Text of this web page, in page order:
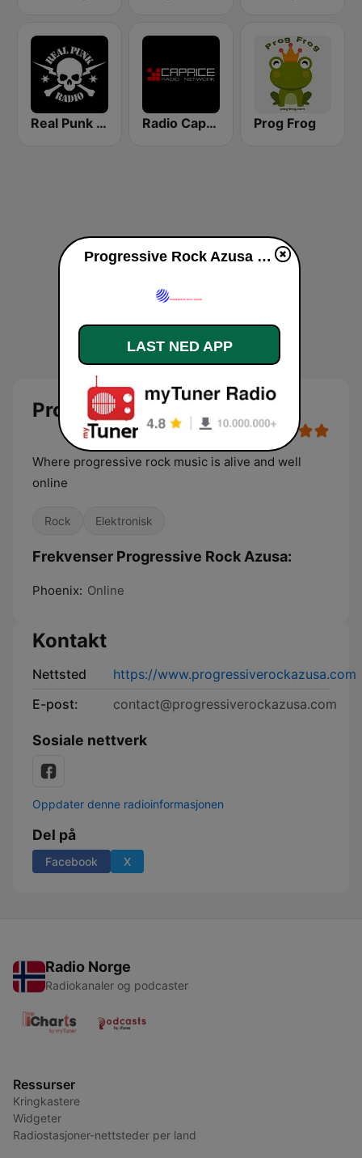
Real Punk Radio Radio Caprice Progressive Rock Prog Frog
Progressive Rock Azusa
Where progressive rock music is alive and well
online
Rock Elektronisk
Frekvenser Progressive Rock Azusa:
Phoenix: Online
Kontakt
Nettsted
https://www.progressiverockazusa.com
E-post:
contact@progressiverockazusa.com
Sosiale nettverk
Oppdater denne radioinformasjonen
Del på
Facebook X
Radio Norge
Radiokanaler og podcaster
Ressurser
Kringkastere
Widgeter
Radiostasjoner-nettsteder per land
Progressive Rock Azusa direkte
LAST NED APP